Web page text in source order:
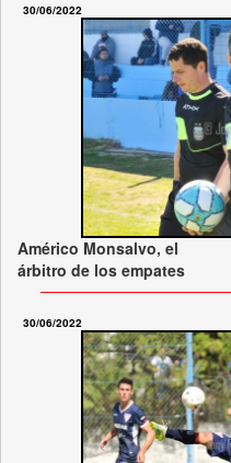
30/06/2022
Américo Monsalvo, el
árbitro de los empates
30/06/2022